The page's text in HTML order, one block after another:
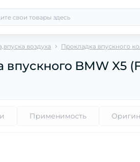
воздуха Прокладка впускного
BMW X5
Применимость